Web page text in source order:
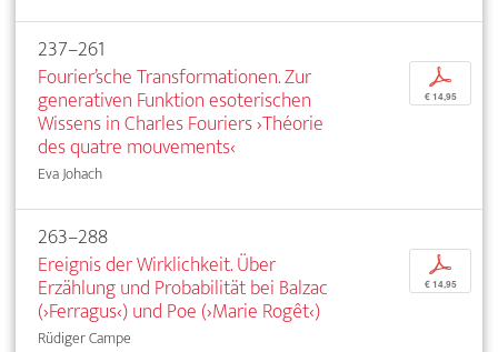
237–261
Fourier’sche Transformationen. Zur
generativen Funktion esoterischen
Wissens in Charles Fouriers ›Théorie
des quatre mouvements‹
Eva Johach
p
€ 14,95
263–288
Ereignis der Wirklichkeit. Über
Erzählung und Probabilität bei Balzac
(›Ferragus‹) und Poe (›Marie Rogêt‹)
Rüdiger Campe
p
€ 14,95